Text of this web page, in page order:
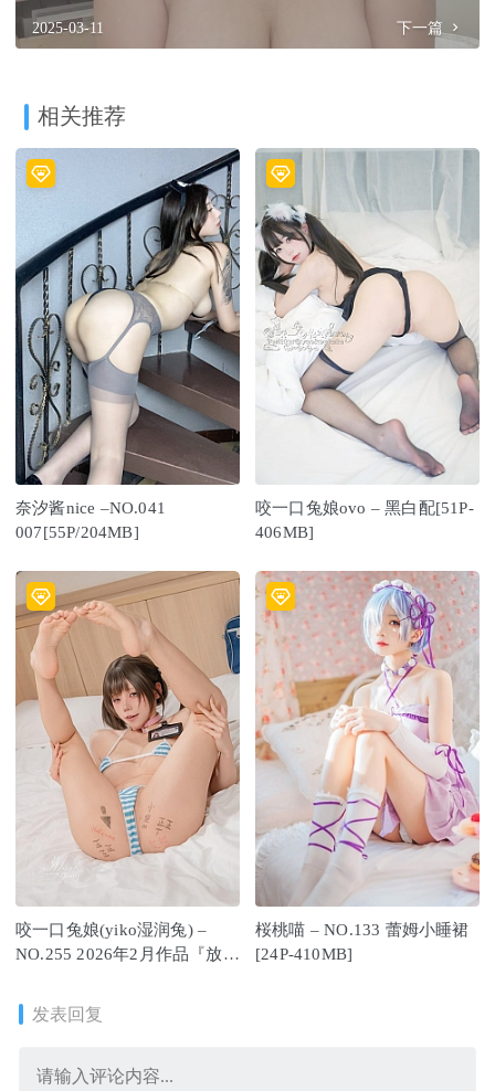
2025-03-11 下一篇
相关推荐
奈汐酱nice –NO.041
007[55P/204MB]
咬一口兔娘ovo – 黑白配[51P-
406MB]
咬一口兔娘(yiko湿润兔) –
NO.255 2026年2月作品『放课
桜桃喵 – NO.133 蕾姆小睡裙
[24P-410MB]
发表回复